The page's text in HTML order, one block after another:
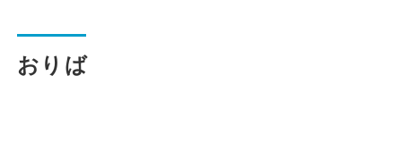
お問い合わせ・Q&A
おりば